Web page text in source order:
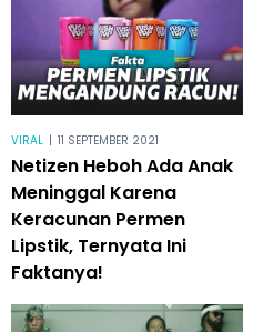
VIRAL | 11 SEPTEMBER 2021
Netizen Heboh Ada Anak
Meninggal Karena
Keracunan Permen
Lipstik, Ternyata Ini
Faktanya!